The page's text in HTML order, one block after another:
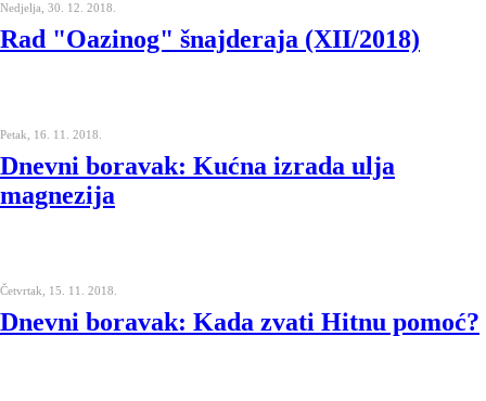
Nedjelja, 30. 12. 2018.
Rad "Oazinog" šnajderaja (XII/2018)
Petak, 16. 11. 2018.
Dnevni boravak: Kućna izrada ulja
magnezija
Četvrtak, 15. 11. 2018.
Dnevni boravak: Kada zvati Hitnu pomoć?